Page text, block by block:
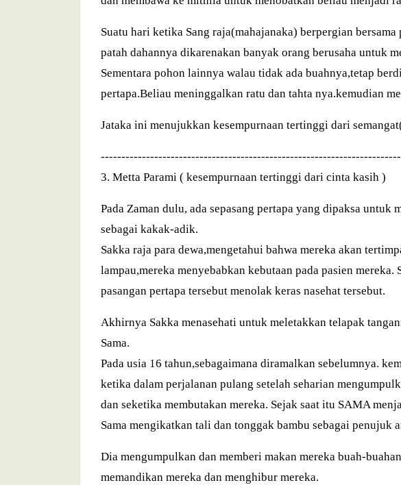
Suatu hari ketika Sang raja(mahajanaka) berpergian
patah dahannya dikarenakan banyak orang berusaha untuk
Sementara pohon lainnya walau tidak ada buahnya,tetap
pertapa.Beliau meninggalkan ratu dan tahta nya.kemudian
Jataka ini menujukkan kesempurnaan tertinggi dari
-------------------------------------------------------------------------
3. Metta Parami ( kesempurnaan tertinggi dari cinta kasih )
Pada Zaman dulu, ada sepasang pertapa yang dipaksa
sebagai kakak-adik.
Sakka raja para dewa,mengetahui bahwa mereka akan
lampau,mereka menyebabkan kebutaan pada pasien
pasangan pertapa tersebut menolak keras nasehat tersebut.
Akhirnya Sakka menasehati untuk meletakkan telapak
Sama.
Pada usia 16 tahun,sebagaimana diramalkan sebelumnya.
ketika dalam perjalanan pulang setelah seharian
dan seketika membutakan mereka. Sejak saat itu SAMA
Sama mengikatkan tali dan tonggak bambu sebagai penujuk
Dia mengumpulkan dan memberi makan mereka buah-
memandikan mereka dan menghibur mereka.